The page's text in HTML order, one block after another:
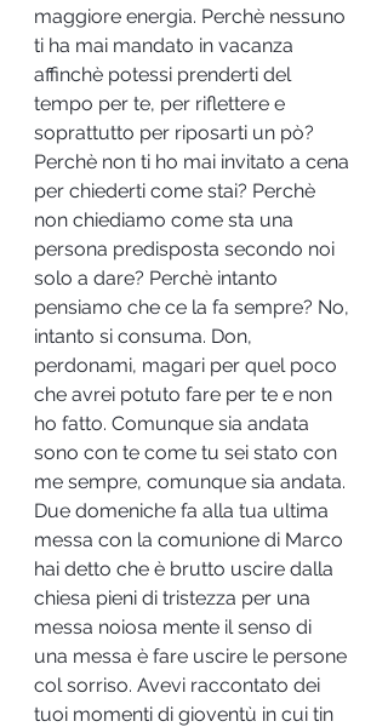
maggiore energia. Perchè nessuno
ti ha mai mandato in vacanza
affinchè potessi prenderti del
tempo per te, per riflettere e
soprattutto per riposarti un pò?
Perchè non ti ho mai invitato a cena
per chiederti come stai? Perchè
non chiediamo come sta una
persona predisposta secondo noi
solo a dare? Perchè intanto
pensiamo che ce la fa sempre? No,
intanto si consuma. Don,
perdonami, magari per quel poco
che avrei potuto fare per te e non
ho fatto. Comunque sia andata
sono con te come tu sei stato con
me sempre, comunque sia andata.
Due domeniche fa alla tua ultima
messa con la comunione di Marco
hai detto che è brutto uscire dalla
chiesa pieni di tristezza per una
messa noiosa mente il senso di
una messa è fare uscire le persone
col sorriso. Avevi raccontato dei
tuoi momenti di gioventù in cui tin